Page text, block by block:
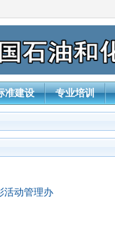
准建设 专业培训
活动管理办